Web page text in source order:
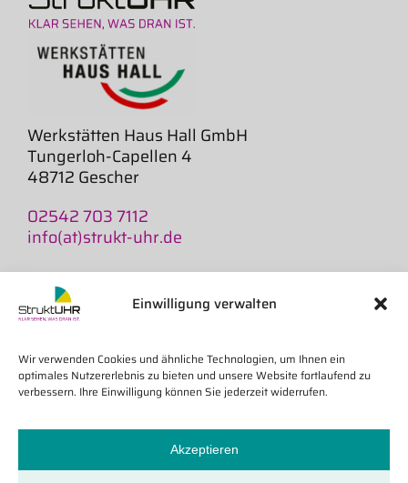
Einwilligung verwalten
Wir verwenden Cookies und ähnliche Technologien, um Ihnen ein
optimales Nutzererlebnis zu bieten und unsere Website fortlaufend zu
verbessern. Ihre Einwilligung können Sie jederzeit widerrufen.
Akzeptieren
Werkstätten Haus Hall GmbH
Tungerloh-Capellen 4
48712 Gescher
02542 703 7112
info(at)strukt-uhr.de
AGB
Widerruf
Versand und Lieferzeiten
Datenschutz
Cookie-Richtlinie